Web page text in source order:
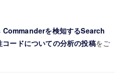
を検知するSearch
ードについての分析の投稿をご